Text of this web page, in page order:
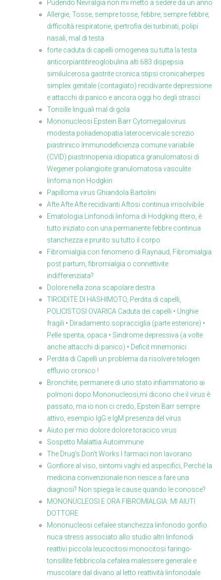
Pudendo Nevralgia non mi metto a sedere da un anno
Allergie, Tosse, sempre tosse, febbre, sempre febbre,
difficoltà respiratorie, ipertrofia dei turbinati, polipi
nasali, mal di testa
forte caduta di capelli omogenea su tutta la testa
anticorpiantitireoglobulina alti 683 dispepsia
similulcerosa gastrite cronica.stipsi cronicaherpes
simplex genitale (contagiato) recidivante depressione
e attacchi di panico e ancora oggi ho degli strasci
Tonsille linguali mal di gola
Mononucleosi Epstein Barr Cytomegalovirus
modesta poliadenopatia laterocervicale screzio
piastrinico Immunodeficienza comune variabile
(CVID) piastrinopenia idiopatica granulomatosi di
Wegener poliangioite granulomatosa vasculite
linfoma non Hodgkin
Papilloma virus Ghiandola Bartolini
Afte Afte Afte recidivanti Aftosi continua irrisolvibile
Ematologia Linfonodi linfoma di Hodgking ittero, è
tutto iniziato con una permanente febbre continua
stanchezza e prurito su tutto il corpo
Fibromialgia con fenomeno di Raynaud, Fibromialgia
post partum, fibromialgia o connettivite
indifferenziata?
Dolore nella zona scapolare destra
TIROIDITE DI HASHIMOTO, Perdita di capelli,
POLICISTOSI OVARICA Caduta dei capelli • Unghie
fragili • Diradamento sopracciglia (parte esteriore) •
Pelle spenta, opaca • Sindrome depressiva (a volte
anche attacchi di panico) • Deficit mnemonici
Perdita di Capelli un problema da risolvere telogen
effluvio cronico !
Bronchite, permanere di uno stato infiammatorio ai
polmoni dopo Mononucleosi,mi dicono che il virus è
passato, ma io non ci credo, Epstein Barr sempre
attivo, esempio IgG e IgM presenza del virus
Aiuto per mio dolore dolore toracico virus
Sospetto Malattia Autoimmune
The Drug's Don't Works I farmaci non lavorano
Gonfiore al viso, sintomi vaghi ed aspecifici, Perché la
medicina convenzionale non riesce a fare una
diagnosi? Non spiega le cause quando le conosce?
MONONUCLEOSI E ORA FIBROMIALGIA: MI AIUTI
DOTTORE
Mononucleosi cefalee stanchezza linfonodo gonfio
nuca stress associato allo studio altri linfonodi
reattivi piccola leucocitosi monocitosi faringo-
tonsillite febbricola cefalea malessere generale e
muscolare dal divano al letto reattività linfonodale